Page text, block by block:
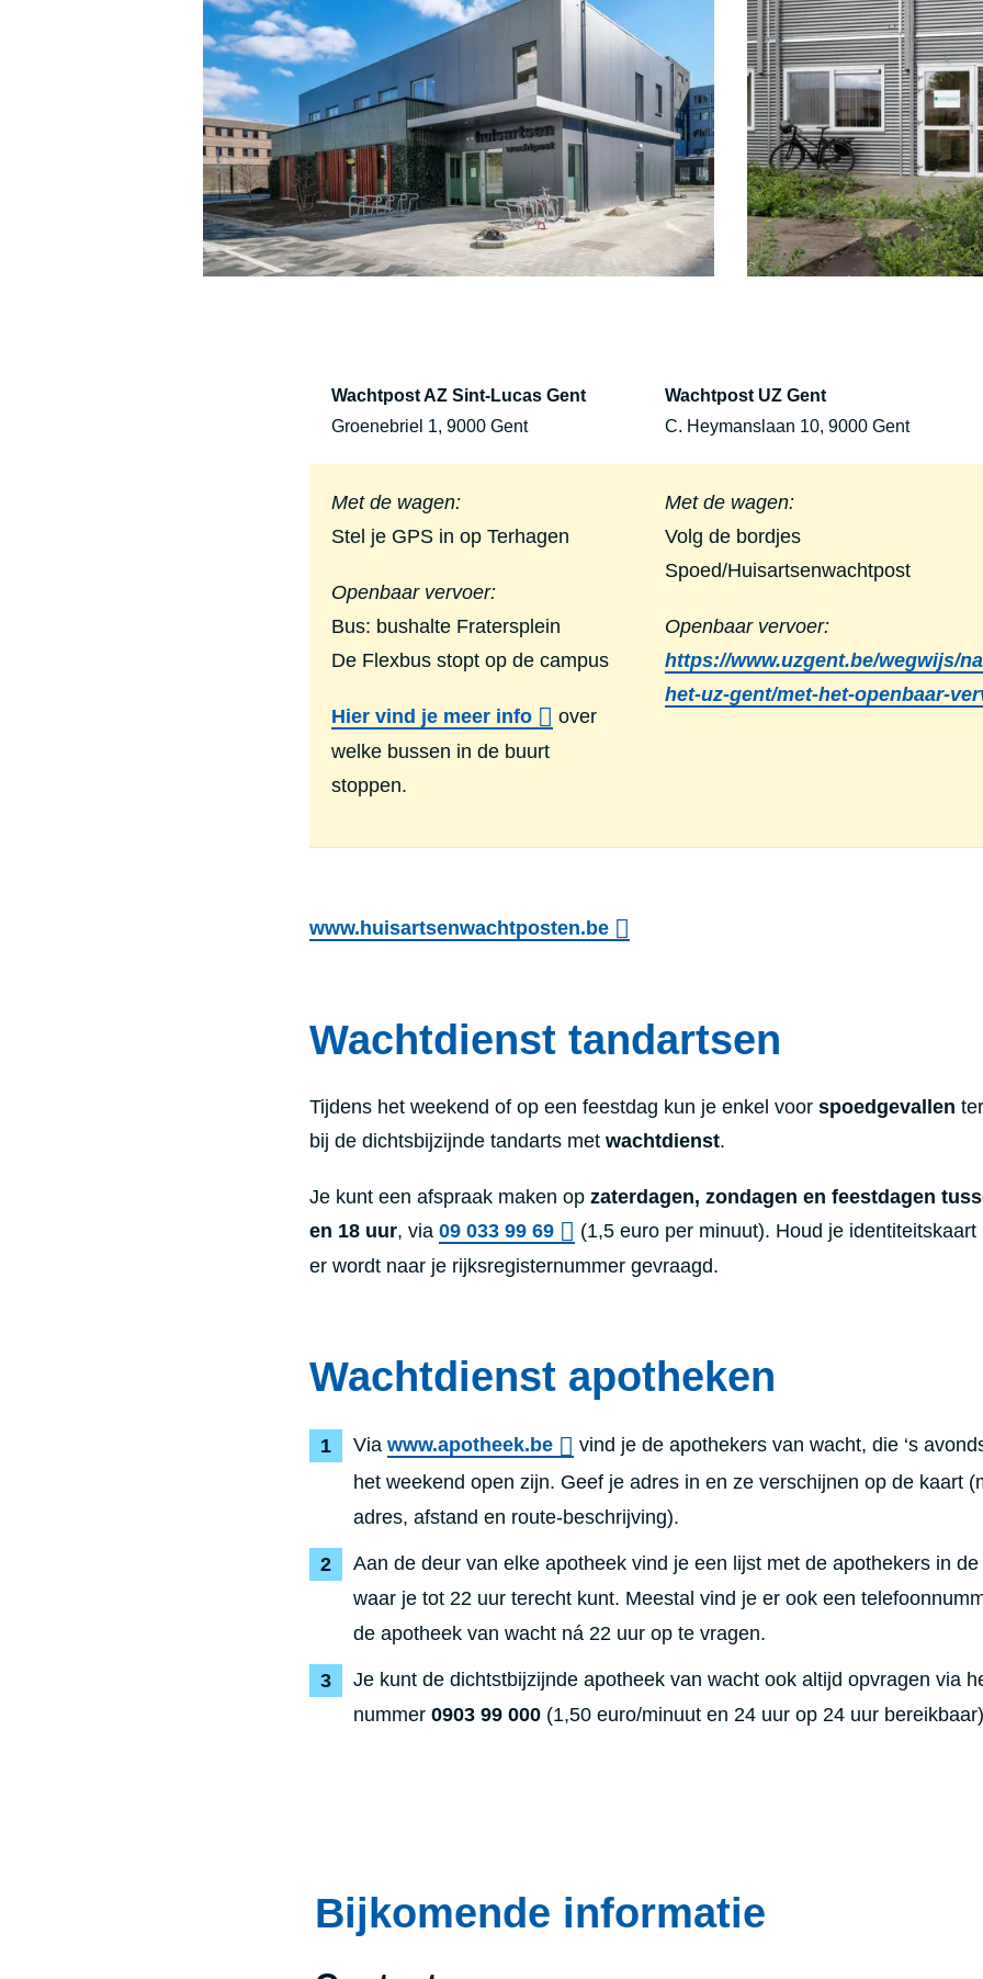
Wachtpost AZ Sint-Lucas Gent
Groenebriel 1, 9000 Gent
Wachtpost UZ Gent
C. Heymanslaan 10, 9000 Gent
Met de wagen:
Stel je GPS in op Terhagen
Openbaar vervoer:
Bus: bushalte Fratersplein
De Flexbus stopt op de campus
Hier vind je meer info
over
welke bussen in de buurt
stoppen.
Met de wagen:
Volg de bordjes
Spoed/Huisartsenwachtpost
Openbaar vervoer:
https://www.uzgent.be/wegwijs/
het-uz-gent/met-het-openbaar-
www.huisartsenwachtposten.be
Wachtdienst tandartsen
Tijdens het weekend of op een feestdag kun je enkel voor spoedgevallen
bij de dichtsbijzijnde tandarts met wachtdienst.
Je kunt een afspraak maken op zaterdagen, zondagen en feestdagen
en 18 uur, via 09 033 99 69
(1,5 euro per minuut). Houd je identiteitskaart
er wordt naar je rijksregisternummer gevraagd.
Wachtdienst apotheken
Via www.apotheek.be
vind je de apothekers van wacht, die ‘s
het weekend open zijn. Geef je adres in en ze verschijnen op de kaart
adres, afstand en route-beschrijving).
Aan de deur van elke apotheek vind je een lijst met de apothekers in
waar je tot 22 uur terecht kunt. Meestal vind je er ook een
de apotheek van wacht ná 22 uur op te vragen.
Je kunt de dichtstbijzijnde apotheek van wacht ook altijd opvragen via
nummer 0903 99 000 (1,50 euro/minuut en 24 uur op 24 uur
Bijkomende informatie